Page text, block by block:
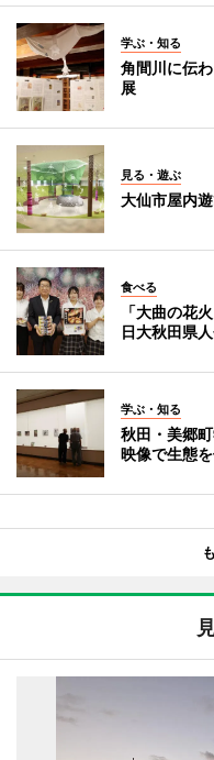
学ぶ・知る
角間川に伝
展
見る・遊ぶ
大仙市屋内
食べる
「大曲の花
日大秋田県
学ぶ・知る
秋田・美郷
映像で生態